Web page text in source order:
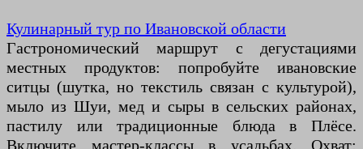
Кулинарный тур по Ивановской области
Гастрономический маршрут с дегустациями
местных продуктов: попробуйте ивановские
ситцы (шутка, но текстиль связан с культурой),
мыло из Шуи, мед и сыры в сельских районах,
пастилу или традиционные блюда в Плёсе.
Включите мастер-классы в усадьбах. Охват: